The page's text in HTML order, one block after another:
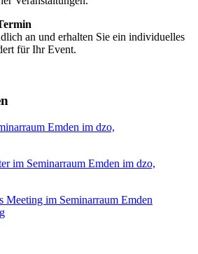
an und erhalten Sie ein individuelles
für Ihr Event.